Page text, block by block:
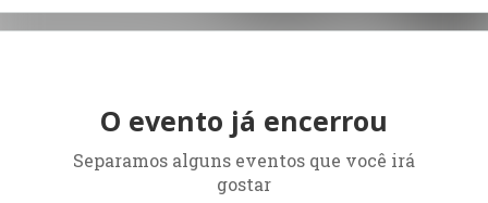
O evento já encerrou
Separamos alguns eventos que você irá
gostar